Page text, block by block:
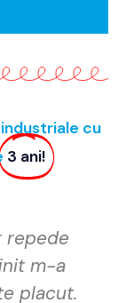
cu
3 ani!
repede
m-a
placut.